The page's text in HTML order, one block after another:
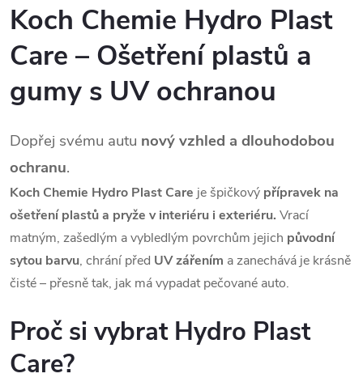
Koch Chemie Hydro Plast
Care – Ošetření plastů a
gumy s UV ochranou
Dopřej svému autu nový vzhled a dlouhodobou
ochranu.
Koch Chemie Hydro Plast Care je špičkový přípravek na
ošetření plastů a pryže v interiéru i exteriéru. Vrací
matným, zašedlým a vybledlým povrchům jejich původní
sytou barvu, chrání před UV zářením a zanechává je krásně
čisté – přesně tak, jak má vypadat pečované auto.
Proč si vybrat Hydro Plast
Care?